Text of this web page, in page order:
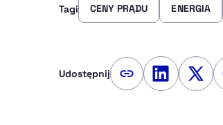
Tagi CENY PRĄDU ENERGIA
Udostępnij Kopiuj link artykułu
Udostępnij